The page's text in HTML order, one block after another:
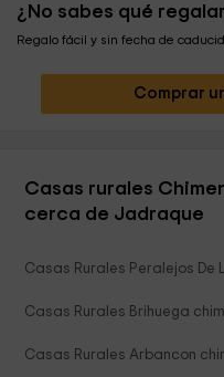
¿No sabes qué
Regalo fácil y sin fecha de
Comprar
Casas rurales
cerca de Jadraque
Casas Rurales Peralejos De
Casas Rurales Brihuega
Casas Rurales Arbancon